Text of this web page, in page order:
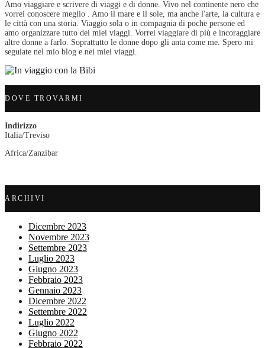
Amo viaggiare e scrivere di viaggi e di donne. Vivo nel continente nero che
vorrei conoscere meglio . Amo il mare e il sole, ma anche l'arte, la cultura e
le città con una storia. Viaggio sola o in compagnia di poche persone ed
amo organizzare tutto dei miei viaggi. Vorrei viaggiare di più e incoraggiare
altre donne a farlo. Soprattutto le donne dopo gli anta come me. Spero mi
seguiate nel mio blog e nei miei viaggi.
DOVE TROVARMI
Indirizzo
Italia/Treviso
Africa/Zanzibar
ARCHIVI
Dicembre 2023
Novembre 2023
Settembre 2023
Luglio 2023
Giugno 2023
Febbraio 2023
Gennaio 2023
Dicembre 2022
Settembre 2022
Luglio 2022
Giugno 2022
Febbraio 2022